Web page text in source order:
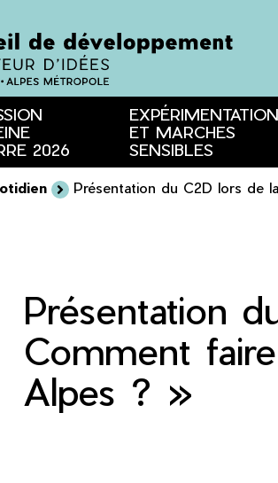
2026
ET MARCHES
SENSIBLES
Présentation du C2D lors de
Présentation
Comment
Alpes ? »